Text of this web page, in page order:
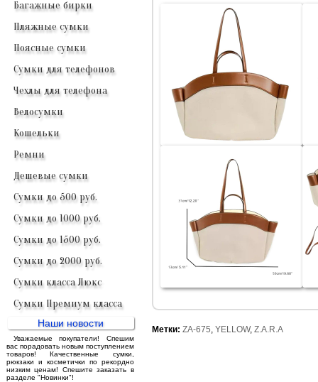
Багажные бирки
Пляжные сумки
Поясные сумки
Сумки для телефонов
Чехлы для телефона
Велосумки
Кошельки
Ремни
Дешевые сумки
Сумки до 500 руб.
Сумки до 1000 руб.
Сумки до 1500 руб.
Сумки до 2000 руб.
Сумки класса Люкс
Сумки Премиум класса
Наши новости
Уважаемые покупатели! Спешим
вас порадовать новым поступлением
товаров! Качественные сумки,
рюкзаки и косметички по рекордно
низким ценам! Спешите заказать в
разделе "Новинки"!
Метки: ZA-675 YELLOW, Z.A.R.A